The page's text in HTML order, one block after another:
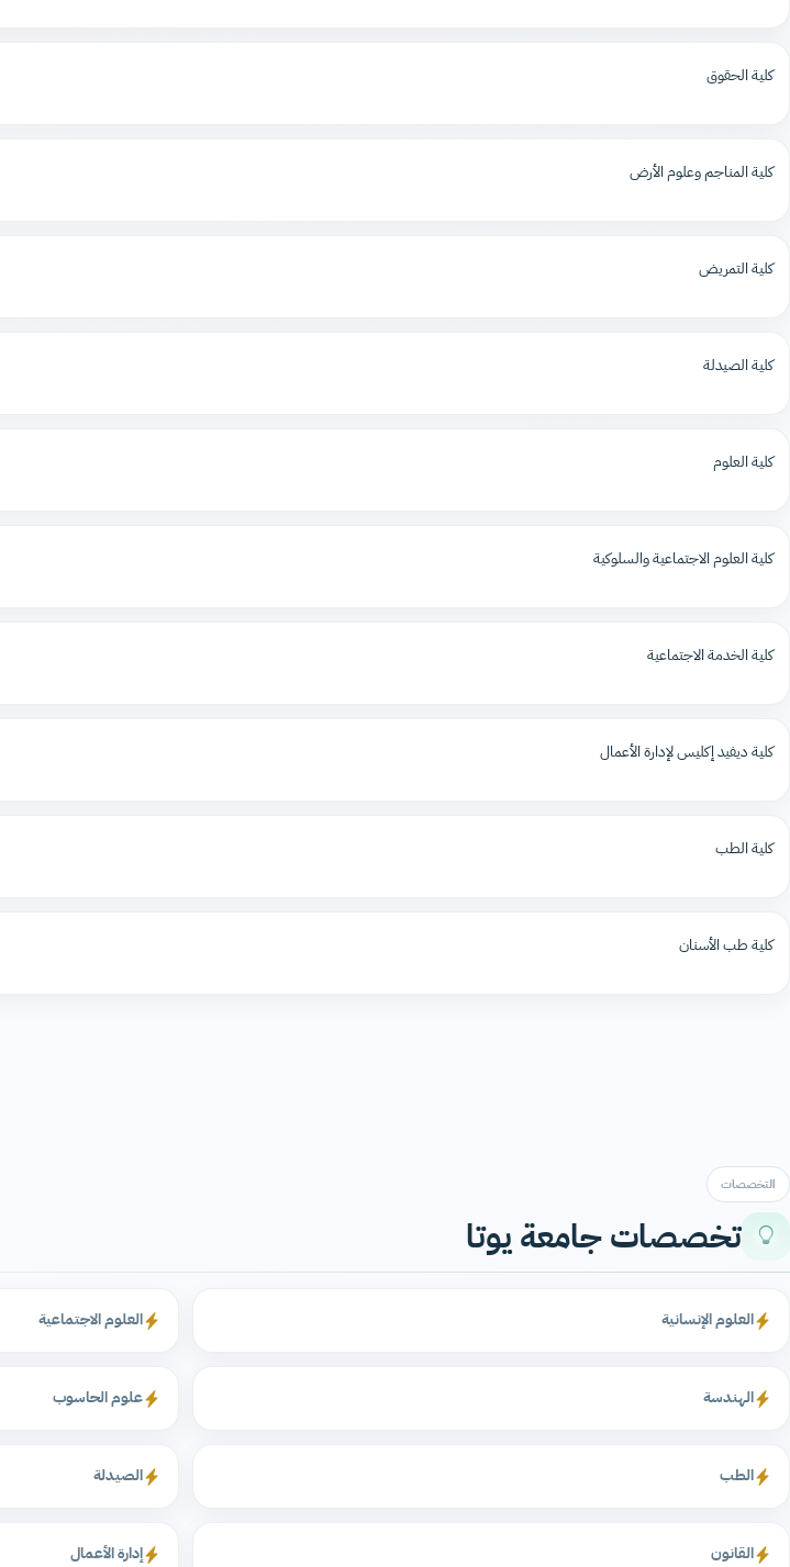
كلية الحقوق
كلية المناجم وعلوم الأرض
كلية التمريض
كلية الصيدلة
كلية العلوم
كلية العلوم الاجتماعية والسلوكية
كلية الخدمة الاجتماعية
كلية ديفيد إكليس لإدارة الأعمال
كلية الطب
كلية طب الأسنان
التخصصات
تخصصات جامعة يوتا
العلوم الإنسانية العلوم الاجتماعية
الهندسة علوم الحاسوب
الطب الصيدلة
القانون إدارة الأعمال